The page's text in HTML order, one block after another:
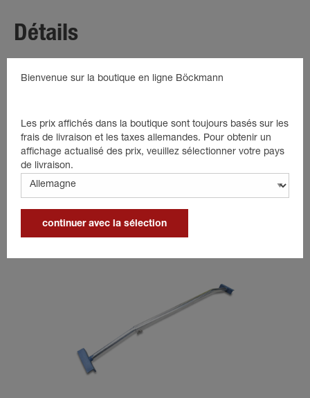
Détails
Arceaux de bâches plates
Produits adaptés
Bienvenue sur la boutique en ligne Böckmann
Les prix affichés dans la boutique sont toujours basés sur les
frais de livraison et les taxes allemandes. Pour obtenir un
affichage actualisé des prix, veuillez sélectionner votre pays
de livraison.
continuer avec la sélection